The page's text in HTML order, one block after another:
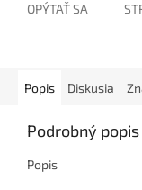
OPÝTAŤ SA
Popis Diskusia
Podrobný popis
Popis